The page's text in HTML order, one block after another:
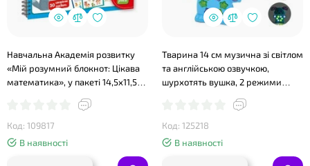
Навчальна Академія розвитку
«Мій розумний блокнот: Цікава
математика», у пакеті 14,5х11,5
Код: 109817
В наявності
Тварина 14 см музична зі світлом
та англійською озвучкою,
шурхотять вушка, 2 режими
асортименті, у коробці 16х25х5
см.
Код: 125218
В наявності